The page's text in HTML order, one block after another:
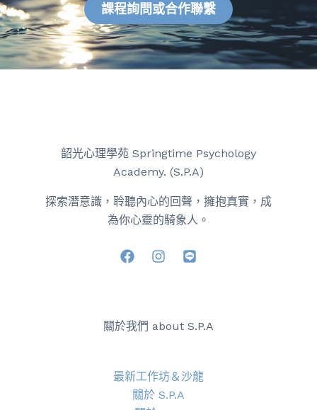
課程詢問或合作聯繫
韶光心理學苑 Springtime Psychology
Academy. (S.P.A)
探索潛意識，聆聽內心的回聲，擁抱真實，成
為你心靈的騎象人。
關於我們 about S.P.A
最新工作坊＆沙龍
關於 S.P.A